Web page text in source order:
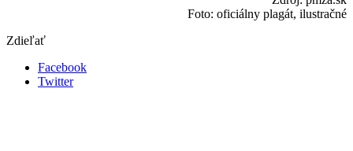
Foto: oficiálny plagát, ilustračné
Zdieľať
Facebook
Twitter